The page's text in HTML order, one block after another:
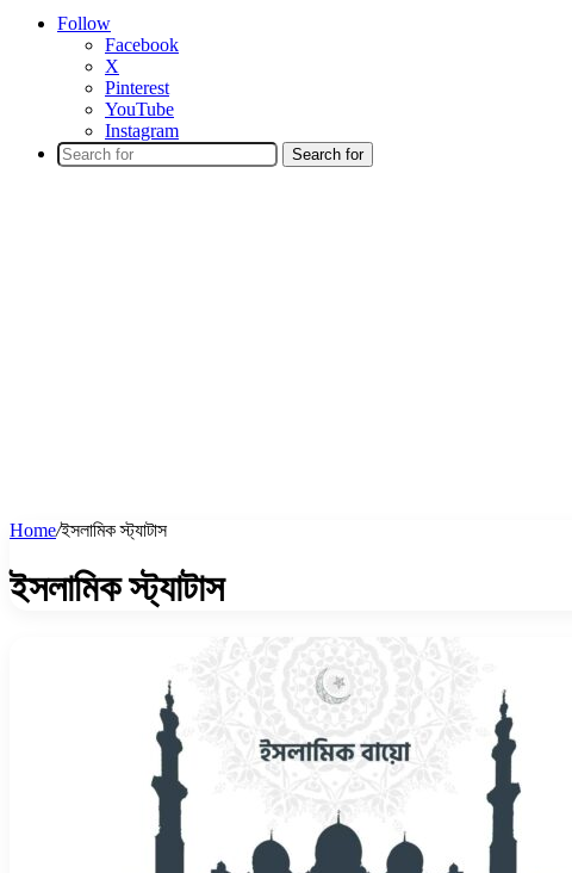
Follow
Facebook
X
Pinterest
YouTube
Instagram
Search for
Home/ইসলামিক স্ট্যাটাস
ইসলামিক স্ট্যাটাস